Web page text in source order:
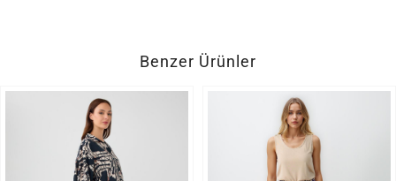
Benzer Ürünler